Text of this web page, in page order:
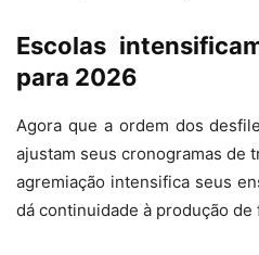
Escolas
para 2026
Agora que a ordem dos
ajustam seus cronogramas de
agremiação intensifica seus
dá continuidade à produção de